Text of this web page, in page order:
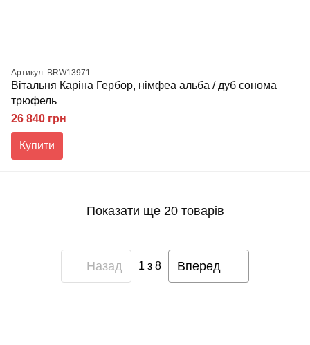
Артикул: BRW13971
Вітальня Каріна Гербор, німфеа альба / дуб сонома
трюфель
26 840 грн
Купити
Показати ще 20 товарів
Назад 1 з 8 Вперед